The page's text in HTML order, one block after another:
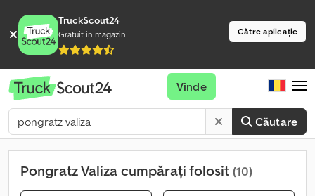
TruckScout24
Gratuit în magazin Către aplicație
Căutare
Vinde
Pongratz Valiza cumpărați folosit (10)